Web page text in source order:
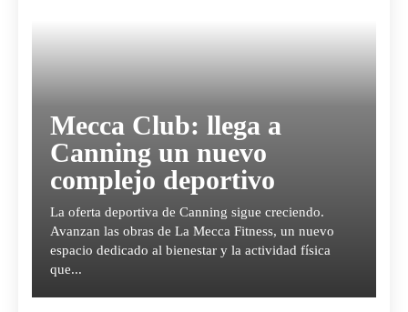
Mecca Club: llega a
Canning un nuevo
complejo deportivo
La oferta deportiva de Canning sigue creciendo.
Avanzan las obras de La Mecca Fitness, un nuevo
espacio dedicado al bienestar y la actividad física
que...